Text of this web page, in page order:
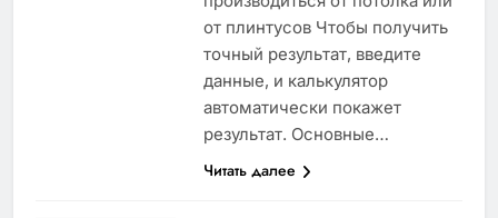
от плинтусов Чтобы получить
точный результат, введите
данные, и калькулятор
автоматически покажет
результат. Основные…
Читать далее